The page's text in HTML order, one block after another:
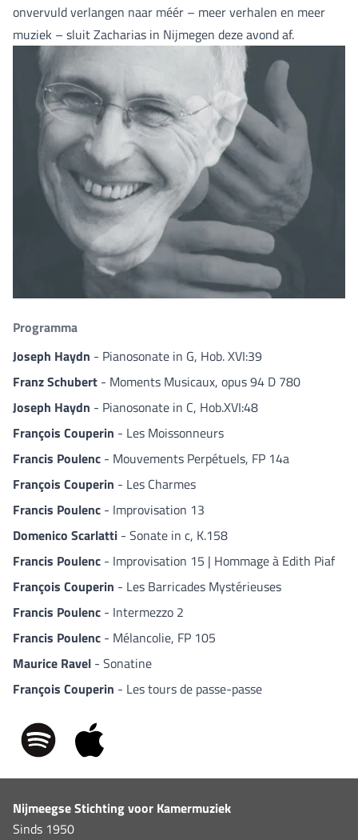
onvervuld verlangen naar méér – meer verhalen en meer
muziek – sluit Zacharias in Nijmegen deze avond af.
Programma
Joseph Haydn - Pianosonate in G, Hob. XVI:39
Franz Schubert - Moments Musicaux, opus 94 D 780
Joseph Haydn - Pianosonate in C, Hob.XVI:48
François Couperin - Les Moissonneurs
Francis Poulenc - Mouvements Perpétuels, FP 14a
François Couperin - Les Charmes
Francis Poulenc - Improvisation 13
Domenico Scarlatti - Sonate in c, K.158
Francis Poulenc - Improvisation 15 | Hommage à Edith Piaf
François Couperin - Les Barricades Mystérieuses
Francis Poulenc - Intermezzo 2
Francis Poulenc - Mélancolie, FP 105
Maurice Ravel - Sonatine
François Couperin - Les tours de passe-passe
Nijmeegse Stichting voor Kamermuziek
Sinds 1950